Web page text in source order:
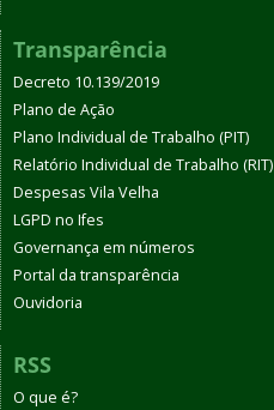
Transparência
Decreto 10.139/2019
Plano de Ação
Plano Individual de Trabalho (PIT)
Relatório Individual de Trabalho (RIT)
Despesas Vila Velha
LGPD no Ifes
Governança em números
Portal da transparência
Ouvidoria
RSS
O que é?